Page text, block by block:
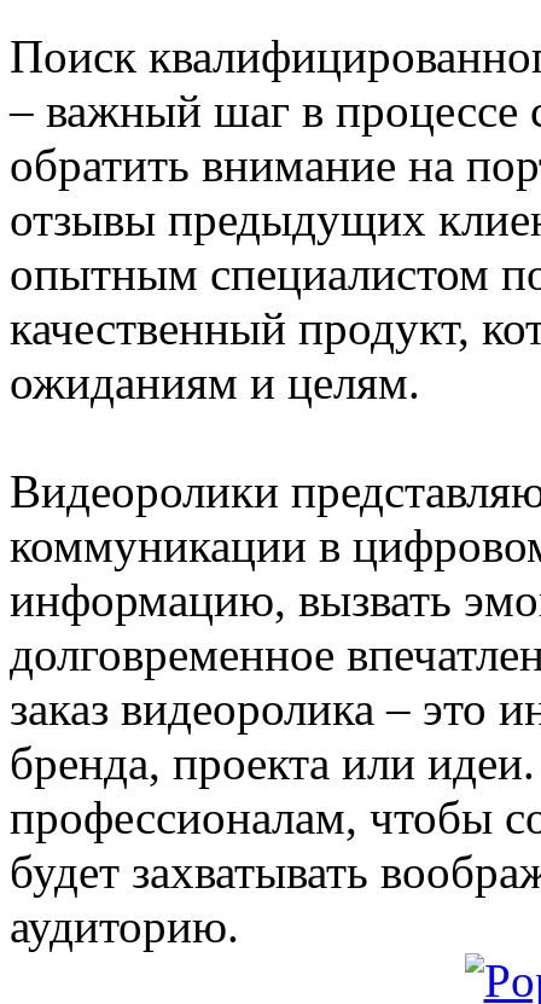
Поиск
– важный шаг в процессе
обратить внимание на
отзывы предыдущих
опытным специалистом
качественный продукт,
ожиданиям и целям.
Видеоролики
коммуникации в
информацию, вызвать
долговременное
заказ видеоролика – это
бренда, проекта или
профессионалам, чтобы
будет захватывать
аудиторию.